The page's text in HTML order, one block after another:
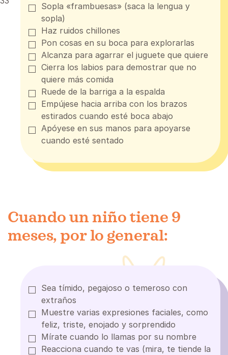
Sopla «frambuesas» (saca la lengua y
sopla)
Haz ruidos chillones
Pon cosas en su boca para explorarlas
Alcanza para agarrar el juguete que quiere
Cierra los labios para demostrar que no
quiere más comida
Ruede de la barriga a la espalda
Empújese hacia arriba con los brazos
estirados cuando esté boca abajo
Apóyese en sus manos para apoyarse
cuando esté sentado
Cuando un niño tiene 9
meses, por lo general:
Sea tímido, pegajoso o temeroso con
extraños
Muestre varias expresiones faciales, como
feliz, triste, enojado y sorprendido
Mírate cuando lo llamas por su nombre
Reacciona cuando te vas (mira, te tiende la